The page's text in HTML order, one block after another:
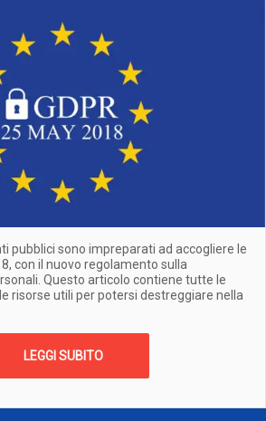
pubblici sono impreparati ad accogliere le
con il nuovo regolamento sulla
Questo articolo contiene tutte le
risorse utili per potersi destreggiare nella
LEGGI SUBITO